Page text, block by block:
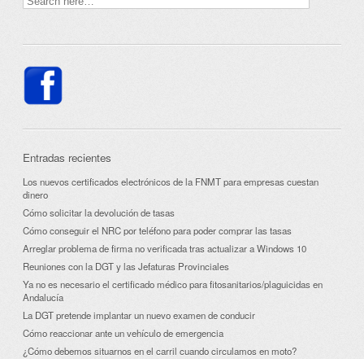
Entradas recientes
Los nuevos certificados electrónicos de la FNMT para empresas cuestan
dinero
Cómo solicitar la devolución de tasas
Cómo conseguir el NRC por teléfono para poder comprar las tasas
Arreglar problema de firma no verificada tras actualizar a Windows 10
Reuniones con la DGT y las Jefaturas Provinciales
Ya no es necesario el certificado médico para fitosanitarios/plaguicidas en
Andalucía
La DGT pretende implantar un nuevo examen de conducir
Cómo reaccionar ante un vehículo de emergencia
¿Cómo debemos situarnos en el carril cuando circulamos en moto?